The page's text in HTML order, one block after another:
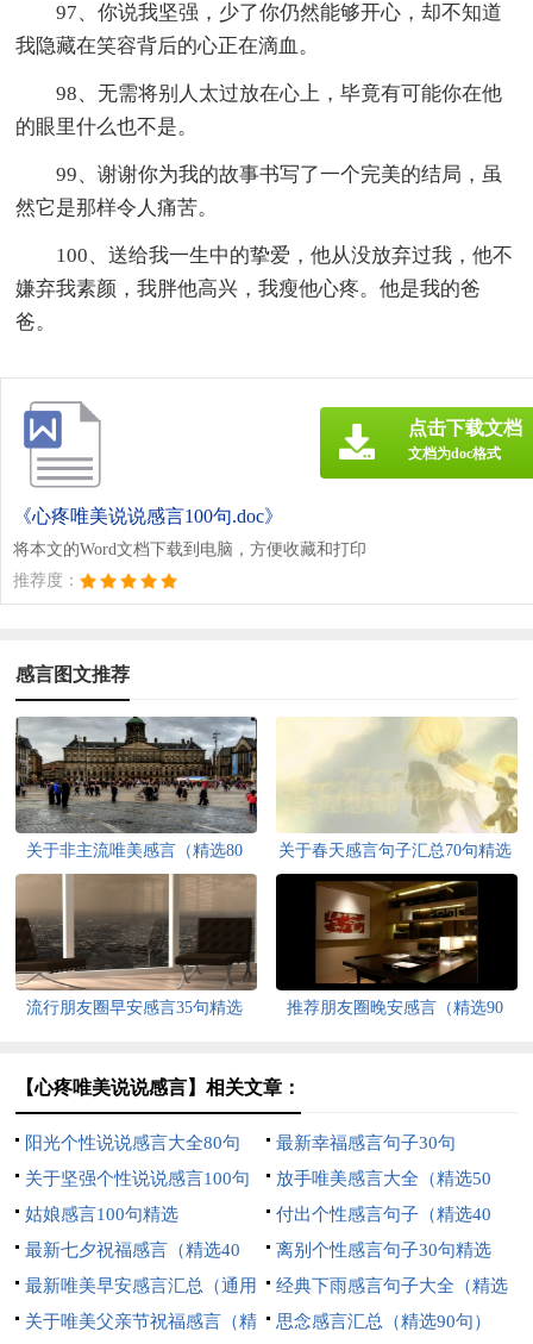
97、你说我坚强，少了你仍然能够开心，却不知道
我隐藏在笑容背后的心正在滴血。
98、无需将别人太过放在心上，毕竟有可能你在他
的眼里什么也不是。
99、谢谢你为我的故事书写了一个完美的结局，虽
然它是那样令人痛苦。
100、送给我一生中的挚爱，他从没放弃过我，他不
嫌弃我素颜，我胖他高兴，我瘦他心疼。他是我的爸
爸。
《心疼唯美说说感言100句.doc》
将本文的Word文档下载到电脑，方便收藏和打印
推荐度：
点击下载文档
文档为doc格式
感言图文推荐
关于非主流唯美感言（精选80
句）
关于春天感言句子汇总70句精选
流行朋友圈早安感言35句精选
推荐朋友圈晚安感言（精选90
【心疼唯美说说感言】相关文章：
阳光个性说说感言大全80句
最新幸福感言句子30句
关于坚强个性说说感言100句
精选
放手唯美感言大全（精选50
句）
姑娘感言100句精选
付出个性感言句子（精选40
句）
最新七夕祝福感言（精选40
句）
离别个性感言句子30句精选
最新唯美早安感言汇总（通用
150句）
经典下雨感言句子大全（精选
60句）
关于唯美父亲节祝福感言（精 思念感言汇总（精选90句）